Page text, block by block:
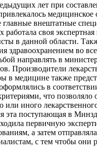
лет при
медицинское
главные внештатные
своя
в данной области.
здравоохранением во
направлять в
Производители
в медицине также
в
что позволяло
или иного
эта поступающая в
первичную
а затем
с тем чтобы они